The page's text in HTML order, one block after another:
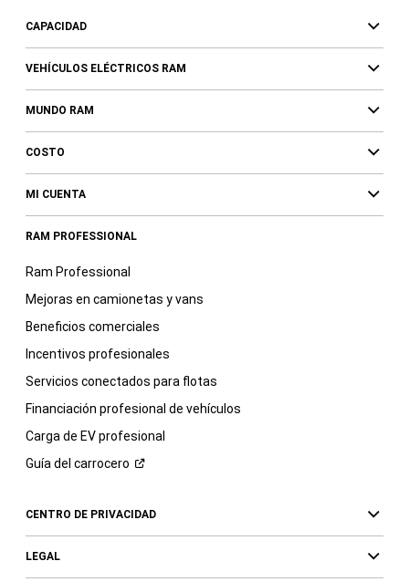
CAPACIDAD
VEHÍCULOS ELÉCTRICOS RAM
MUNDO RAM
COSTO
MI CUENTA
RAM PROFESSIONAL
Ram Professional
Mejoras en camionetas y vans
Beneficios comerciales
Incentivos profesionales
Servicios conectados para flotas
Financiación profesional de vehículos
Carga de EV profesional
Guía del carrocero
CENTRO DE PRIVACIDAD
LEGAL